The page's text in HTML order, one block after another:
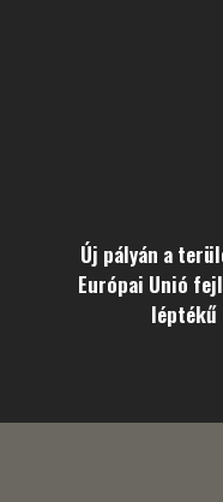
Új pályán a
Európai Unió